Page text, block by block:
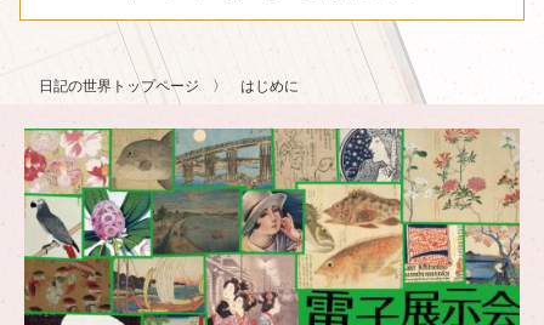
日記の世界トップページ はじめに